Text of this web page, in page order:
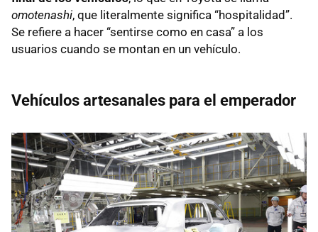
omotenashi, que literalmente significa “hospitalidad”.
Se refiere a hacer “sentirse como en casa” a los
usuarios cuando se montan en un vehículo.
Vehículos artesanales para el emperador